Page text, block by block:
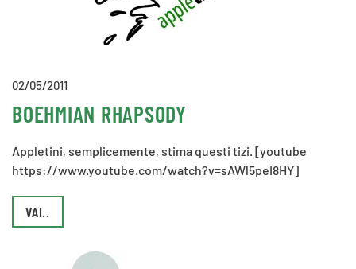
02/05/2011
BOEHMIAN RHAPSODY
Appletini, semplicemente, stima questi tizi. [youtube
https://www.youtube.com/watch?v=sAWl5peI8HY]
VAI..